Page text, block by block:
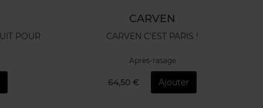
POUR
CARVEN
CARVEN C'EST PARIS !
Après-rasage
64,50 € Ajouter